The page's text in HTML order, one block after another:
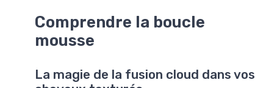
Comprendre la boucle
mousse
La magie de la fusion cloud dans vos